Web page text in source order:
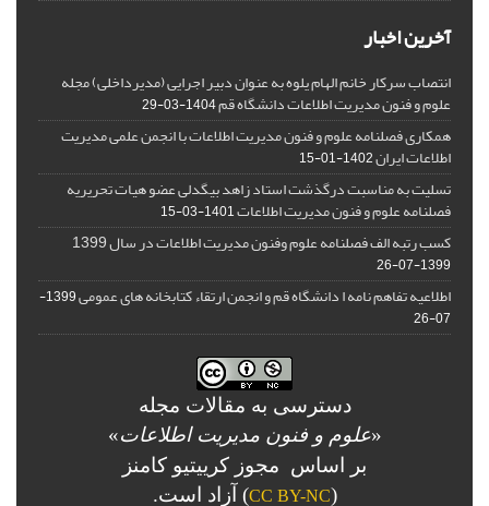
آخرین اخبار
انتصاب سرکار خانم الهام یلوه به عنوان دبیر اجرایی (مدیرداخلی) مجله
علوم و فنون مدیریت اطلاعات دانشگاه قم1404-03-29
همکاری فصلنامه علوم و فنون مدیریت اطلاعات با انجمن علمی مدیریت
اطلاعات ایران1402-01-15
تسلیت به مناسبت درگذشت استاد زاهد بیگدلی عضو هیات تحریریه
فصلنامه علوم و فنون مدیریت اطلاعات1401-03-15
کسب رتبه الف فصلنامه علوم وفنون مدیریت اطلاعات در سال 1399
1399-07-26
اطلاعیه تفاهم نامه ا دانشگاه قم و انجمن ارتقاء کتابخانه های عمومی
1399-
07-26
دسترسی به مقالات مجله
«علوم و فنون مدیریت اطلاعات»
بر اساس مجوز کرییتیو کامنز
(
CC BY-NC) آزاد است.